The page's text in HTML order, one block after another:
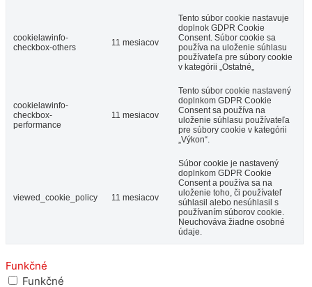
cookielawinfo-
checkbox-others
11 mesiacov
Tento súbor cookie nastavuje
doplnok GDPR Cookie
Consent. Súbor cookie sa
používa na uloženie súhlasu
používateľa pre súbory cookie
v kategórii „Ostatné„
cookielawinfo-
checkbox-
performance
11 mesiacov
Tento súbor cookie nastavený
doplnkom GDPR Cookie
Consent sa používa na
uloženie súhlasu používateľa
pre súbory cookie v kategórii
„Výkon“.
viewed_cookie_policy 11 mesiacov
Súbor cookie je nastavený
doplnkom GDPR Cookie
Consent a používa sa na
uloženie toho, či používateľ
súhlasil alebo nesúhlasil s
používaním súborov cookie.
Neuchováva žiadne osobné
údaje.
Funkčné
Funkčné